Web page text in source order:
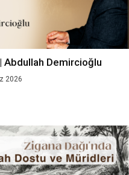
Abdullah Demircioğlu
2026